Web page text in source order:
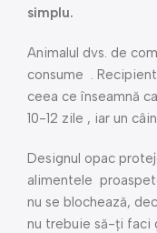
simplu.
Animalul dvs. de
consume .
ceea ce înseamnă
10-12 zile , iar un
Designul opac
alimentele
nu se blochează,
nu trebuie să-ți faci